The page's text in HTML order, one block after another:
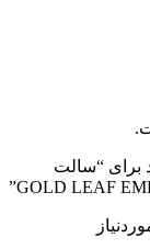
برای “سالت